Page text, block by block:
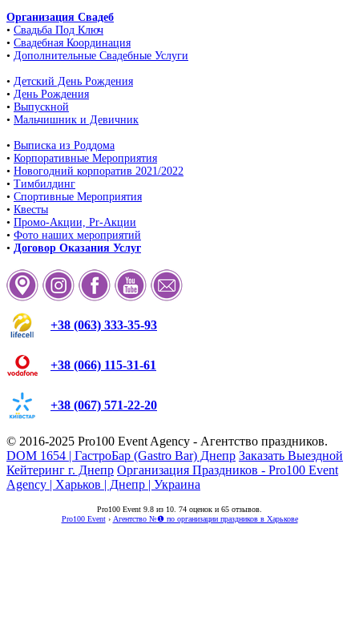
Организация Свадеб
• Свадьба Под Ключ
• Свадебная Координация
• Дополнительные Свадебные Услуги
• Детский День Рождения
• День Рождения
• Выпускной
• Мальчишник и Девичник
• Выписка из Роддома
• Корпоративные Мероприятия
• Новогодний корпоратив 2021/2022
• Тимбилдинг
• Спортивные Мероприятия
• Квесты
• Промо-Акции, Pr-Акции
• Фото наших мероприятий
• Договор Оказания Услуг
+38 (063) 333-35-93
+38 (066) 115-31-61
+38 (067) 571-22-20
© 2016-2025 Pro100 Event Agency - Агентство праздников.
DOM 1654 | ГастроБар (Gastro Bar) Днепр Заказать Выездной
Кейтеринг г. Днепр Организация Праздников - Pro100 Event
Agency | Харьков | Днепр | Украина
Pro100 Event 9.8 из 10 74 оценок и 65 отзывов.
Pro100 Event› Агентство №❶ по организации праздников в Харькове